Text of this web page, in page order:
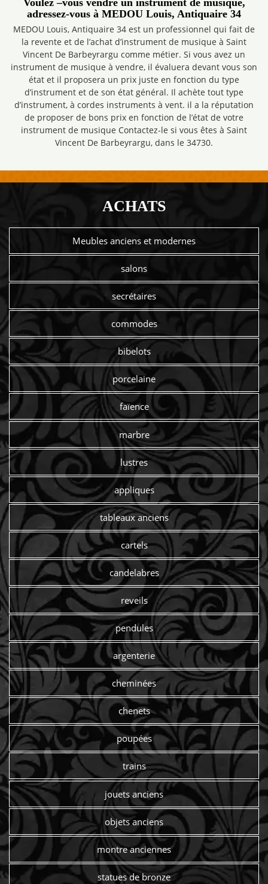
Voulez –vous vendre un instrument de musique,
adressez-vous à MEDOU Louis, Antiquaire 34
MEDOU Louis, Antiquaire 34 est un professionnel qui fait de
la revente et de l’achat d’instrument de musique à Saint
Vincent De Barbeyrargu comme métier. Si vous avez un
instrument de musique à vendre, il évaluera devant vous son
état et il proposera un prix juste en fonction du type
d’instrument et de son état général. Il achète tout type
d’instrument, à cordes instruments à vent. il a la réputation
de proposer de bons prix en fonction de l’état de votre
instrument de musique Contactez-le si vous êtes à Saint
Vincent De Barbeyrargu, dans le 34730.
ACHATS
Meubles anciens et modernes
salons
secrétaires
commodes
bibelots
porcelaine
faïence
marbre
lustres
appliques
tableaux anciens
cartels
candelabres
reveils
pendules
argenterie
cheminées
chenets
poupées
trains
jouets anciens
objets anciens
montre anciennes
statues de bronze